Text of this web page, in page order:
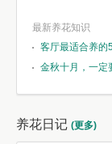
最新养花知识
客厅最适合养的
金秋十月，一定
养花日记 (更多)